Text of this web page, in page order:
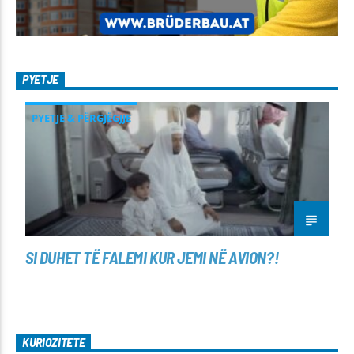
PYETJE
PYETJE & PËRGJËGJJE
SI DUHET TË FALEMI KUR JEMI NË AVION?!
KURIOZITETE